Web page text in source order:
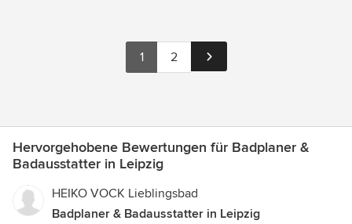
1 2
Hervorgehobene Bewertungen für Badplaner &
Badausstatter in Leipzig
HEIKO VOCK Lieblingsbad
Badplaner & Badausstatter in Leipzig